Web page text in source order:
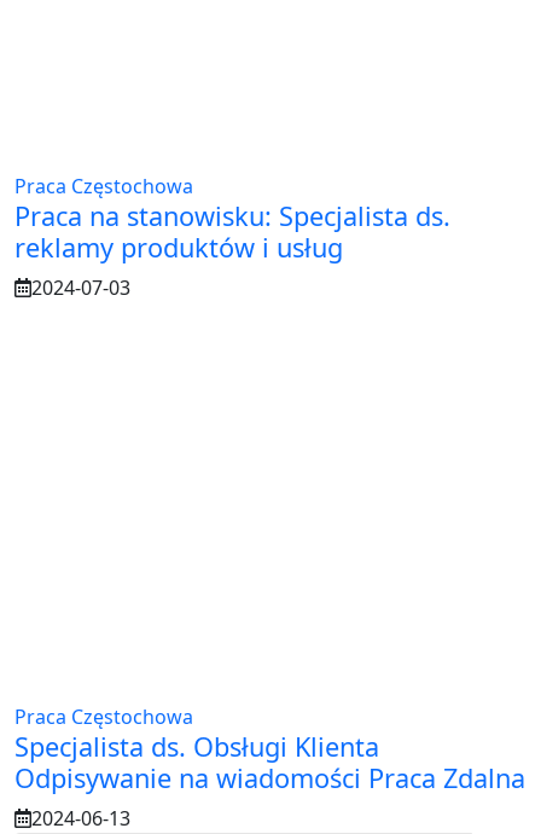
Praca Częstochowa
Praca na stanowisku: Specjalista ds.
reklamy produktów i usług
2024-07-03
Praca Częstochowa
Specjalista ds. Obsługi Klienta
Odpisywanie na wiadomości Praca Zdalna
2024-06-13